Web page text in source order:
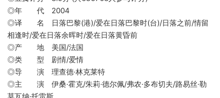
◎年 代 2004
◎译 名 日落巴黎(港)/爱在日落巴黎时(台)/日落之前/情留
相逢时/爱在日落余晖时/爱在日落黄昏前
◎产 地 美国/法国
◎类 型 剧情/爱情
◎导 演 理查德·林克莱特
◎主 演 伊桑·霍克/朱莉·德尔佩/弗农·多布切夫/路易丝·勒